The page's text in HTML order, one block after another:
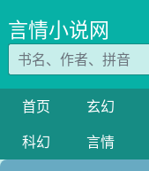
言情小说网
首页 玄幻
科幻
言情